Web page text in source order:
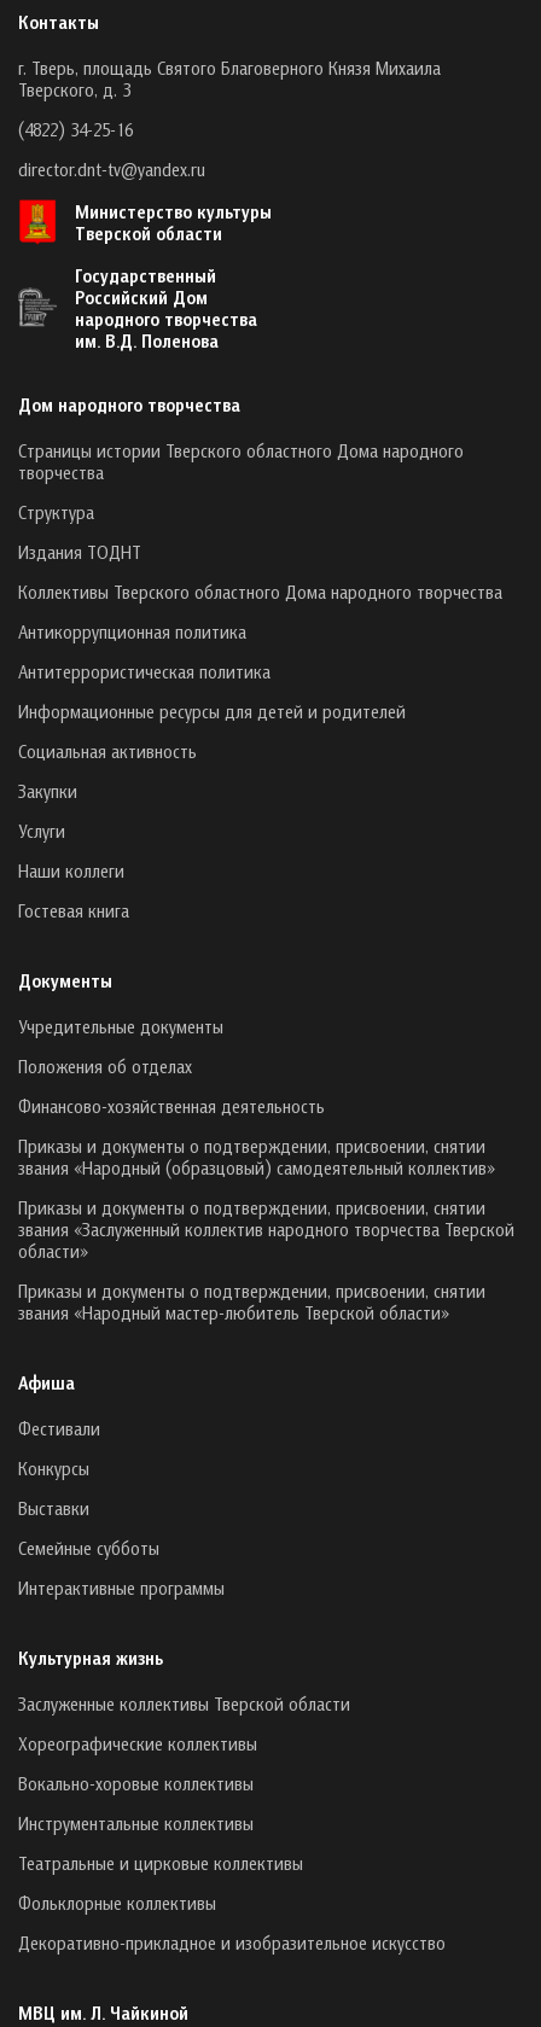
Контакты
г. Тверь, площадь Святого Благоверного Князя Михаила
Тверского, д. 3
(4822) 34-25-16
director.dnt-tv@yandex.ru
Министерство культуры
Тверской области
Государственный
Российский Дом
народного творчества
им. В.Д. Поленова
Дом народного творчества
Страницы истории Тверского областного Дома народного
творчества
Структура
Издания ТОДНТ
Коллективы Тверского областного Дома народного творчества
Антикоррупционная политика
Антитеррористическая политика
Информационные ресурсы для детей и родителей
Социальная активность
Закупки
Услуги
Наши коллеги
Гостевая книга
Документы
Учредительные документы
Положения об отделах
Финансово-хозяйственная деятельность
Приказы и документы о подтверждении, присвоении, снятии
звания «Народный (образцовый) самодеятельный коллектив»
Приказы и документы о подтверждении, присвоении, снятии
звания «Заслуженный коллектив народного творчества Тверской
области»
Приказы и документы о подтверждении, присвоении, снятии
звания «Народный мастер-любитель Тверской области»
Афиша
Фестивали
Конкурсы
Выставки
Семейные субботы
Интерактивные программы
Культурная жизнь
Заслуженные коллективы Тверской области
Хореографические коллективы
Вокально-хоровые коллективы
Инструментальные коллективы
Театральные и цирковые коллективы
Фольклорные коллективы
Декоративно-прикладное и изобразительное искусство
МВЦ им. Л. Чайкиной